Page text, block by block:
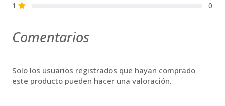
1 S 0
Comentarios
Solo los usuarios registrados que hayan comprado
este producto pueden hacer una valoración.